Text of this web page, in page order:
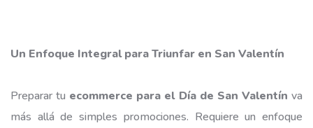
Un Enfoque Integral para Triunfar en San Valentín
Preparar tu ecommerce para el Día de San Valentínva
más allá de simples promociones. Requiere un enfoque